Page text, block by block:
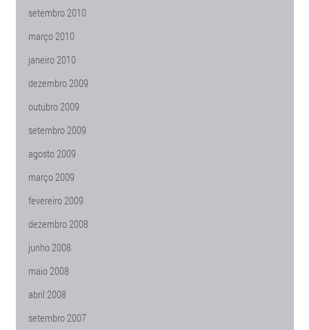
setembro 2010
março 2010
janeiro 2010
dezembro 2009
outubro 2009
setembro 2009
agosto 2009
março 2009
fevereiro 2009
dezembro 2008
junho 2008
maio 2008
abril 2008
setembro 2007